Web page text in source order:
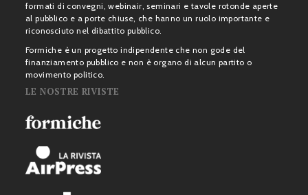
formati di convegni, webinair, seminari e tavole rotonde aperte
al pubblico e a porte chiuse, che hanno un ruolo importante e
riconosciuto nel dibattito pubblico.
Formiche è un progetto indipendente che non gode del
finanziamento pubblico e non è organo di alcun partito o
movimento politico.
LE NOSTRE RIVISTE